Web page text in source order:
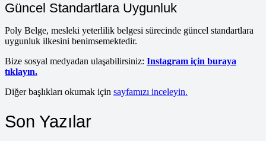
Güncel Standartlara Uygunluk
Poly Belge, mesleki yeterlilik belgesi sürecinde güncel standartlara
uygunluk ilkesini benimsemektedir.
Bize sosyal medyadan ulaşabilirsiniz: Instagram için buraya
tıklayın.
Diğer başlıkları okumak için sayfamızı inceleyin.
Son Yazılar